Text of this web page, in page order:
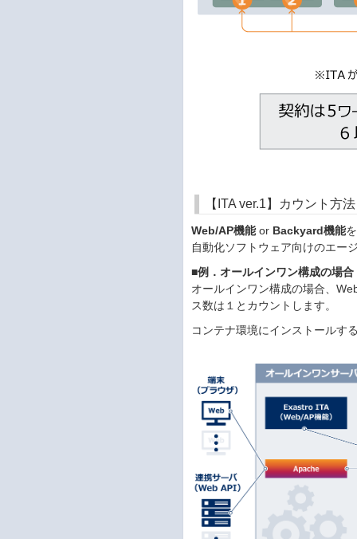
【ITA ver.1】カウント方
Web/AP機能or Backyard機能
自動化ソフトウェア向けのエー
■例．オールインワン構成の場合
オールインワン構成の場合、
ス数は１とカウントします。
コンテナ環境にインストールす